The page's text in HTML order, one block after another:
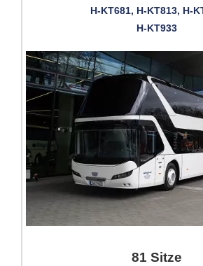
H-KT681, H-KT813, H-
H-KT933
81 Sitze